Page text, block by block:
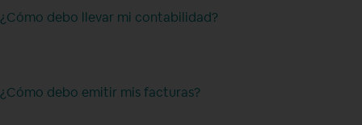
¿Cómo debo llevar mi contabilidad?
¿Cómo debo emitir mis facturas?